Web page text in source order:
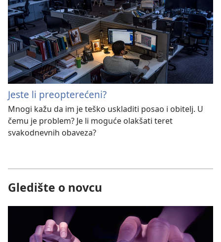
Jeste li preopterećeni?
Mnogi kažu da im je teško uskladiti posao i obitelj. U
čemu je problem? Je li moguće olakšati teret
svakodnevnih obaveza?
Gledište o novcu